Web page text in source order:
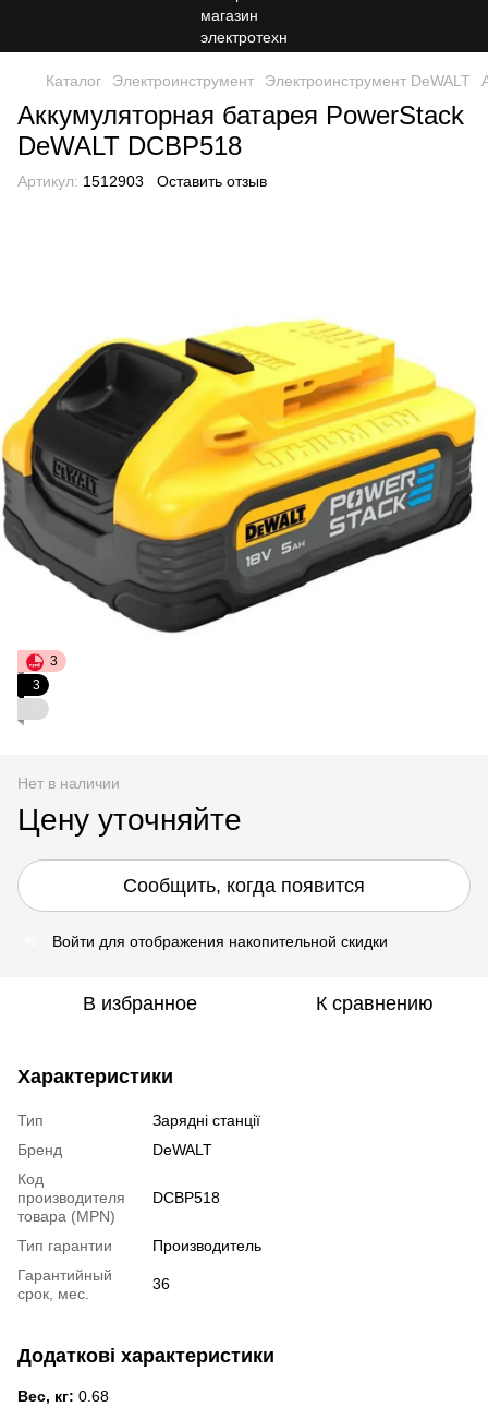
Каталог Электроинструмент Электроинструмент DeWALT
Аккумуляторная батарея PowerStack
DeWALT DCBP518
Артикул: 1512903 Оставить отзыв
3
3
Нет в наличии
Цену уточняйте
Сообщить, когда появится
Войти для отображения накопительной скидки
В избранное К сравнению
Характеристики
Тип
Зарядні станції
Бренд
DeWALT
Код
производителя
товара (MPN)
DCBP518
Тип гарантии
Производитель
Гарантийный
срок, мес.
36
Додаткові характеристики
Вес, кг: 0.68